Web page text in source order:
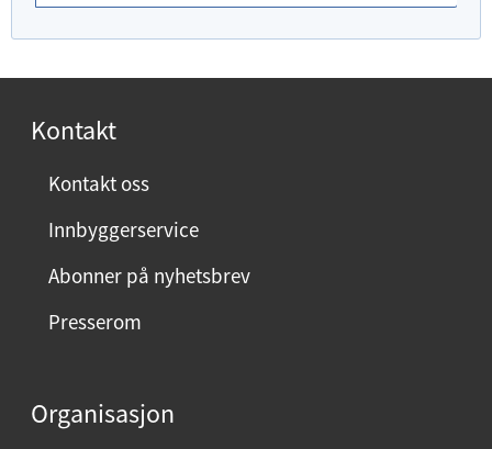
o
r
n
m
n
Kontakt
Kontakt oss
Innbyggerservice
Abonner på nyhetsbrev
Presserom
Organisasjon